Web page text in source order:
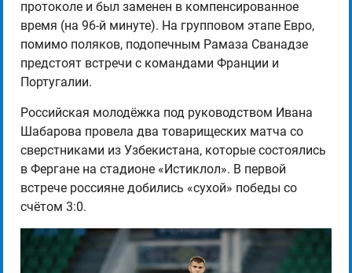
протоколе и был заменен в компенсированное
время (на 96-й минуте). На групповом этапе Евро,
помимо поляков, подопечным Рамаза Сванадзе
предстоят встречи с командами Франции и
Португалии.
Российская молодёжка под руководством Ивана
Шабарова провела два товарищеских матча со
сверстниками из Узбекистана, которые состоялись
в Фергане на стадионе «Истиклол». В первой
встрече россияне добились «сухой» победы со
счётом 3:0.